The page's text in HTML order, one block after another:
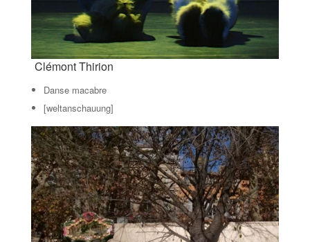
Clémont Thirion
Danse macabre
[weltanschauung]